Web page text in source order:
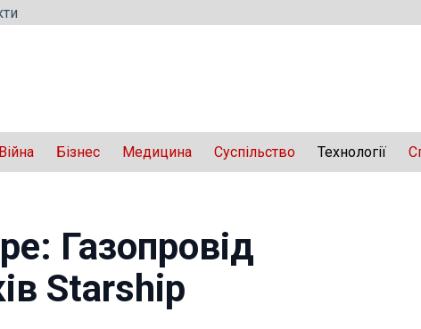
Війна Бізнес Медицина Суспільство Технології
Газопровід
Starship